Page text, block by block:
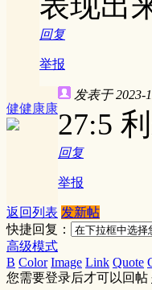
回复
举报
健健康康
发表于 2023-
27:5
回复
举报
返回列表 发新帖
快捷回复：
高级模式
B Color Image Link Quote
您需要登录后才可以回帖